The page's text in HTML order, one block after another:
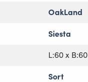
OakLand
Siesta
L:60 x
Sort